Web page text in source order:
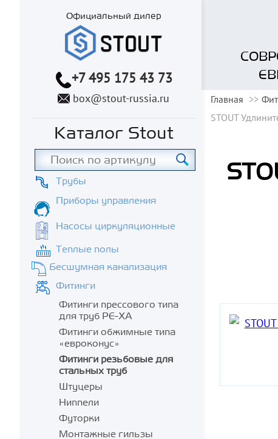
Официальный дилер
+7 495 175 43 73
box@stout-russia.ru
Каталог Stout
Трубы
Приборы управления
Насосы циркуляционные
Теплые полы
Бесшумная канализация
Фитинги
Фитинги прессового типа
для труб PE-XA
Фитинги обжимные типа
«евроконус»
Фитинги резьбовые для
стальных труб
Штуцеры
Ниппели
Футорки
Монтажные гильзы
Главная
STOUT